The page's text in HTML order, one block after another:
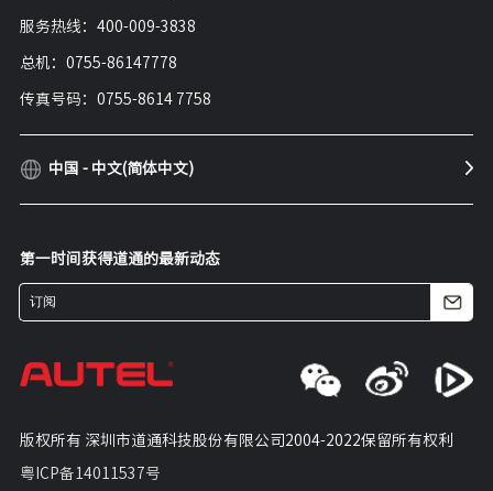
服务热线：400-009-3838
总机：0755-86147778
传真号码：0755-8614 7758
中国 - 中文(简体中文)
第一时间获得道通的最新动态
版权所有 深圳市道通科技股份有限公司 2004-2022保留所有权利
粤ICP备14011537号